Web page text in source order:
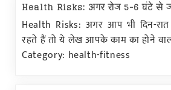
Health Risks: अगर रोज 5-6 घंटे से
Health Risks: अगर आप भी दिन-
रहते हैं तो ये लेख आपके काम का होने
Category: health-fitness